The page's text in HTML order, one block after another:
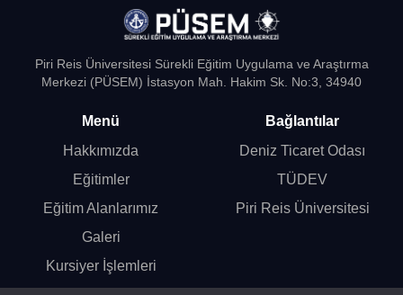
Piri Reis Üniversitesi Sürekli Eğitim Uygulama ve Araştırma
Merkezi (PÜSEM) İstasyon Mah. Hakim Sk. No:3, 34940
Menü
Hakkımızda
Eğitimler
Eğitim Alanlarımız
Galeri
Kursiyer İşlemleri
Bağlantılar
Deniz Ticaret Odası
TÜDEV
Piri Reis Üniversitesi